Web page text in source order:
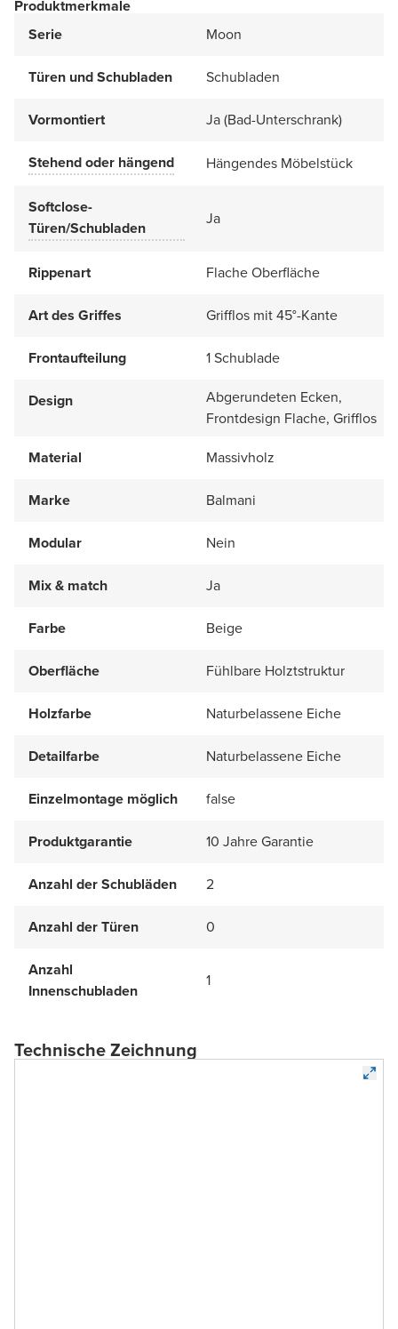
Produktmerkmale
Serie
Moon
Türen und Schubladen Schubladen
Vormontiert Ja (Bad-Unterschrank)
Stehend oder hängend Hängendes Möbelstück
Softclose-
Türen/Schubladen
Ja
Rippenart Flache Oberfläche
Art des Griffes Grifflos mit 45°-Kante
Frontaufteilung 1 Schublade
Design
Abgerundeten Ecken,
Frontdesign Flache, Grifflos
Material
Massivholz
Marke Balmani
Modular Nein
Mix & match Ja
Farbe Beige
Oberfläche Fühlbare Holztstruktur
Holzfarbe Naturbelassene Eiche
Detailfarbe Naturbelassene Eiche
Einzelmontage möglich false
Produktgarantie 10 Jahre Garantie
Anzahl der Schubläden 2
Anzahl der Türen 0
Anzahl
Innenschubladen
1
Technische Zeichnung